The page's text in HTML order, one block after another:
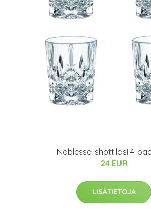
Noblesse-shottilasi 4-
24 EUR
LISÄTIETOJA